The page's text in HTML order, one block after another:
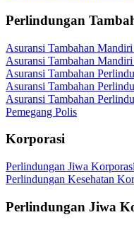
Perlindungan
Asuransi Tambahan
Asuransi Tambahan
Asuransi Tambahan
Asuransi Tambahan
Asuransi Tambahan
Pemegang Polis
Korporasi
Perlindungan Jiwa Korporasi
Perlindungan Kesehatan
Perlindungan Jiwa